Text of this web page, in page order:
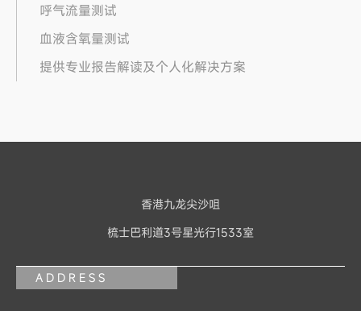
呼气流量测试
血液含氧量测试
提供专业报告解读及个人化解决方案
香港九龙尖沙咀
梳士巴利道3号星光行1533室
ADDRESS